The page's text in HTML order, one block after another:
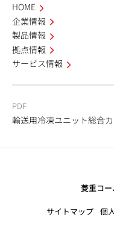
HOME
企業情報
製品情報
拠点情報
サービス情報
PDF
輸送用冷凍ユニット総合
菱重コ
サイトマップ 個